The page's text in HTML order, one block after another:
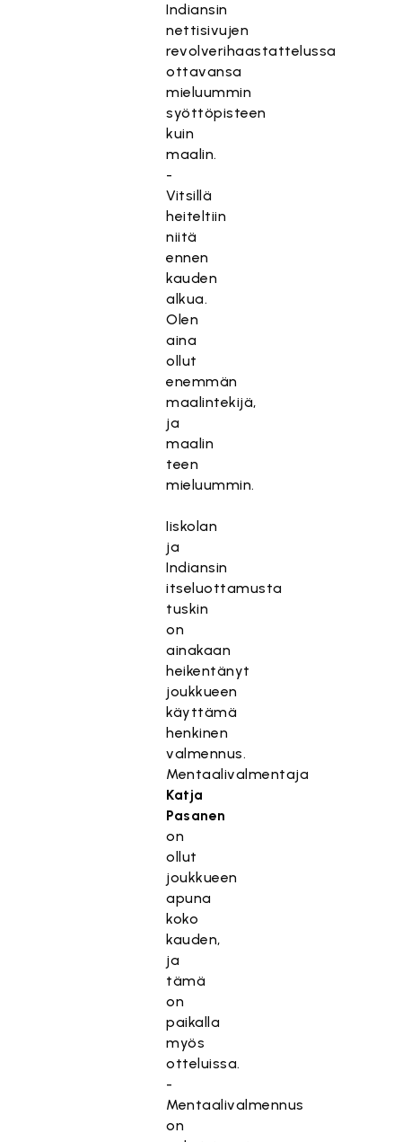
Indiansin
nettisivujen
revolverihaastattelussa
ottavansa
mieluummin
syöttöpisteen
kuin
maalin.
-
Vitsillä
heiteltiin
niitä
ennen
kauden
alkua.
Olen
aina
ollut
enemmän
maalintekijä,
ja
maalin
teen
mieluummin.
Iiskolan
ja
Indiansin
itseluottamusta
tuskin
on
ainakaan
heikentänyt
joukkueen
käyttämä
henkinen
valmennus.
Mentaalivalmentaja
Katja
Pasanen
on
ollut
joukkueen
apuna
koko
kauden,
ja
tämä
on
paikalla
myös
otteluissa.
-
Mentaalivalmennus
on